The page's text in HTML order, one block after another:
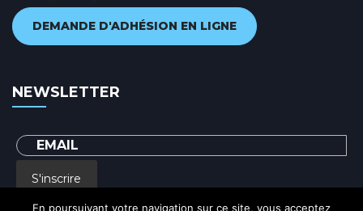
DEMANDE D'ADHÉSION EN LIGNE
NEWSLETTER
S'inscrire
En poursuivant votre navigation sur ce site, vous acceptez